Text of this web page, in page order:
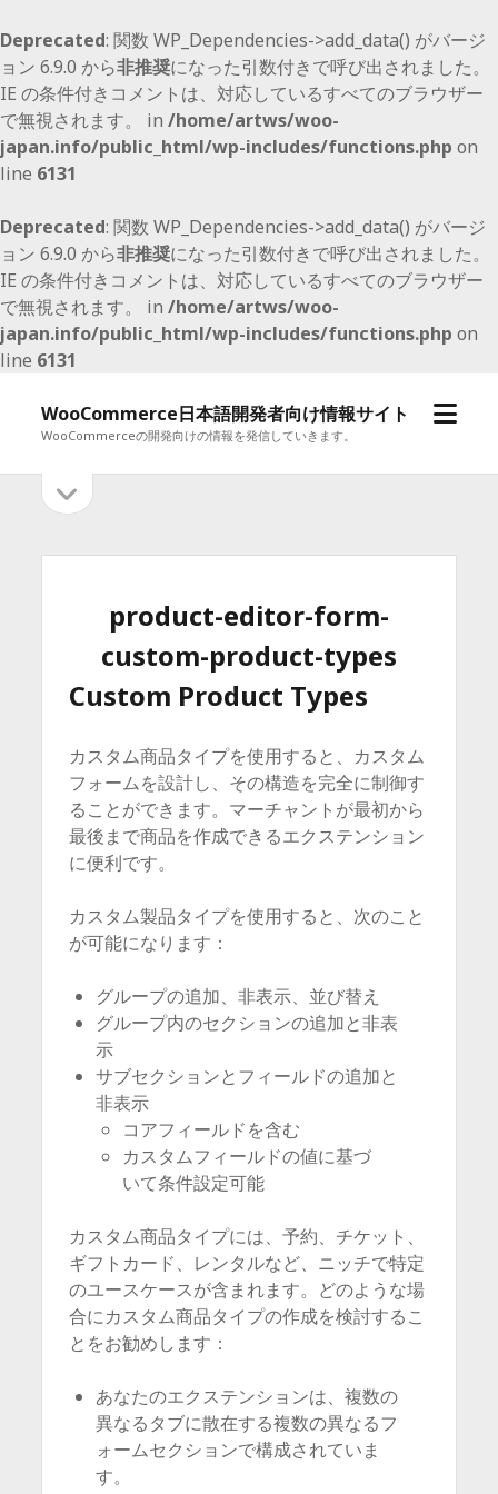
Deprecated: 関数 WP_Dependencies->add_data() がバージ
ョン 6.9.0 から非推奨になった引数付きで呼び出されました。
IE の条件付きコメントは、対応しているすべてのブラウザー
で無視されます。 in /home/artws/woo-
japan.info/public_html/wp-includes/functions.php on
line 6131
Deprecated: 関数 WP_Dependencies->add_data() がバージ
ョン 6.9.0 から非推奨になった引数付きで呼び出されました。
IE の条件付きコメントは、対応しているすべてのブラウザー
で無視されます。 in /home/artws/woo-
japan.info/public_html/wp-includes/functions.php on
line 6131
WooCommerce日本語開発者向け情報サイト
WooCommerceの開発向けの情報を発信していきます。
メ
イ
バ
product-editor-form-
custom-product-types
Custom Product Types
カスタム商品タイプを使用すると、カスタム
フォームを設計し、その構造を完全に制御す
ることができます。マーチャントが最初から
最後まで商品を作成できるエクステンション
に便利です。
カスタム製品タイプを使用すると、次のこと
が可能になります：
グループの追加、非表示、並び替え
グループ内のセクションの追加と非表
示
サブセクションとフィールドの追加と
非表示
コアフィールドを含む
カスタムフィールドの値に基づ
いて条件設定可能
カスタム商品タイプには、予約、チケット、
ギフトカード、レンタルなど、ニッチで特定
のユースケースが含まれます。どのような場
合にカスタム商品タイプの作成を検討するこ
とをお勧めします：
あなたのエクステンションは、複数の
異なるタブに散在する複数の異なるフ
ォームセクションで構成されていま
す。